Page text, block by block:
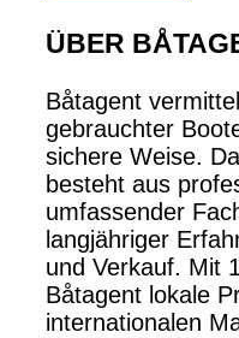
ÜBER
Båtagent
gebrauchter
sichere Weise.
besteht aus
umfassender
langjähriger
und Verkauf. Mit
Båtagent lokale
internationalen